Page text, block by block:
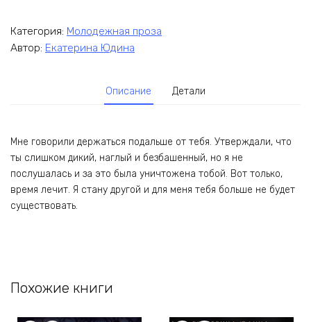
Категория: Молодежная проза
Автор: Екатерина Юдина
Описание Детали
Мне говорили держаться подальше от тебя. Утверждали, что
ты слишком дикий, наглый и безбашенный, но я не
послушалась и за это была уничтожена тобой. Вот только,
время лечит. Я стану другой и для меня тебя больше не будет
существовать.
Похожие книги